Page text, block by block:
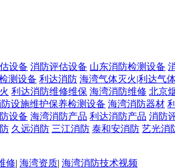
设备 消防评估设备 山东消防检测设备
测设备 利达消防 海湾气体灭火|利达气
利达消防维修维保 海湾消防维修 北京
设施维护保养检测设备 海湾消防器材
设备 海湾消防产品 利达消防产品 消防
久远消防 三江消防 泰和安消防 艺光消
修| 海湾资质| 海湾消防技术视频